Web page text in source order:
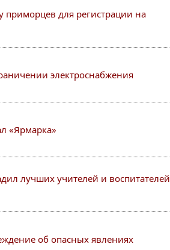
приморцев для регистрации на
электроснабжения
«Ярмарка»
лучших учителей и воспитателей
об опасных явлениях